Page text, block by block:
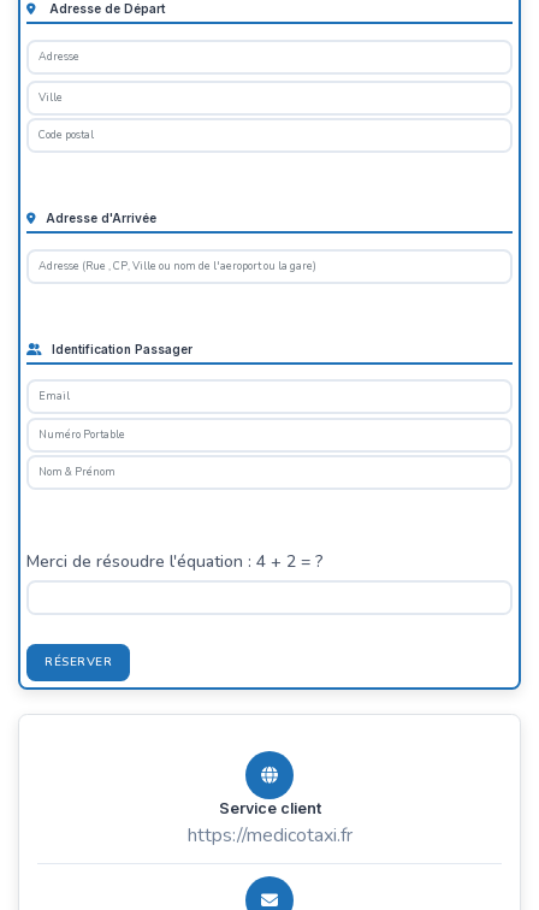
Adresse de Départ
Adresse d'Arrivée
Identification Passager
Merci de résoudre l'équation : 4 + 2 = ?
RÉSERVER
Service client
https://medicotaxi.fr